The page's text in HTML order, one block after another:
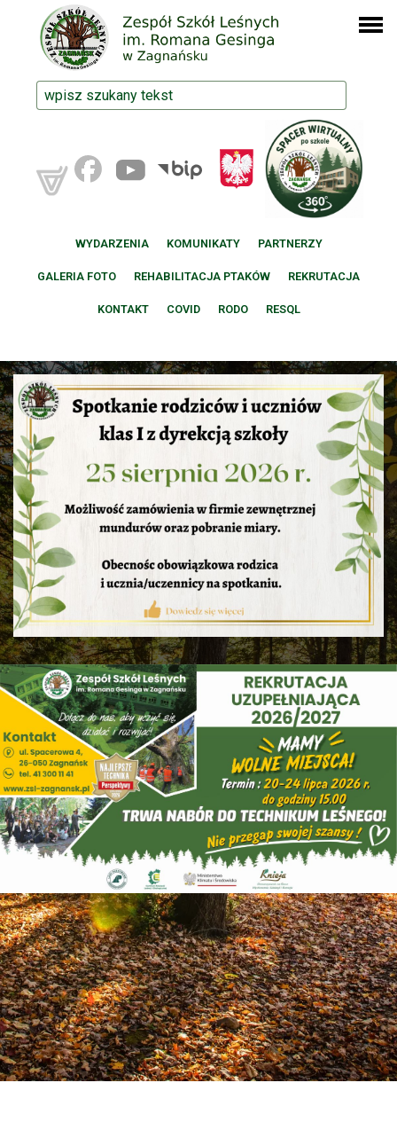
WYDARZENIA KOMUNIKATY PARTNERZY
GALERIA FOTO REHABILITACJA PTAKÓW REKRUTACJA
KONTAKT COVID RODO RESQL